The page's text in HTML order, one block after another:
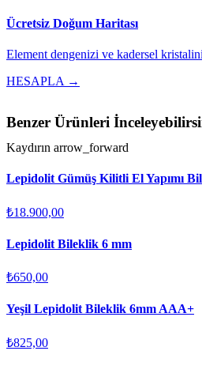
Ücretsiz Doğum Haritası
Element dengenizi ve kadersel
HESAPLA →
Benzer Ürünleri
Kaydırın arrow_forward
Lepidolit Gümüş Kilitli El Yapımı
₺18.900,00
Lepidolit Bileklik 6 mm
₺650,00
Yeşil Lepidolit Bileklik 6mm AAA+
₺825,00